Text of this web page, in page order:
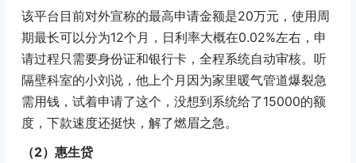
该平台目前对外宣称的最高申请金额是20万元，使用周
期最长可以分为12个月，日利率大概在0.02%左右，申
请过程只需要身份证和银行卡，全程系统自动审核。听
隔壁科室的小刘说，他上个月因为家里暖气管道爆裂急
需用钱，试着申请了这个，没想到系统给了15000的额
度，下款速度还挺快，解了燃眉之急。
（2）惠生贷